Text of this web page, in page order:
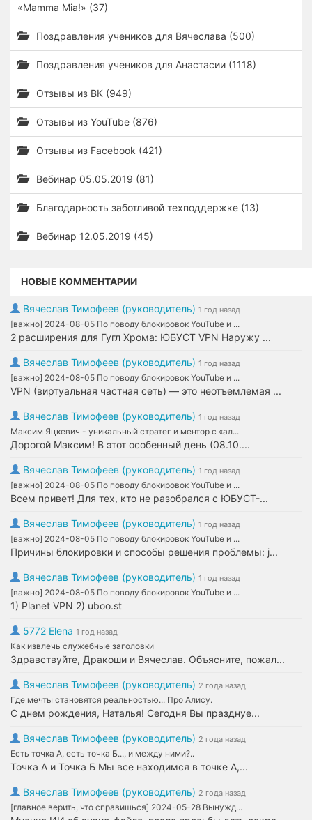
«Mamma Mia!» (37)
Поздравления учеников для Вячеслава (500)
Поздравления учеников для Анастасии (1118)
Отзывы из ВК (949)
Отзывы из YouTube (876)
Отзывы из Facebook (421)
Вебинар 05.05.2019 (81)
Благодарность заботливой техподдержке (13)
Вебинар 12.05.2019 (45)
НОВЫЕ КОММЕНТАРИИ
Вячеслав Тимофеев (руководитель) 1 год назад
[важно] 2024-08-05 По поводу блокировок YouTube и ...
2 расширения для Гугл Хрома: ЮБУСТ VPN Наружу ...
Вячеслав Тимофеев (руководитель) 1 год назад
[важно] 2024-08-05 По поводу блокировок YouTube и ...
VPN (виртуальная частная сеть) — это неотъемлемая ...
Вячеслав Тимофеев (руководитель) 1 год назад
Максим Яцкевич - уникальный стратег и ментор с «ал...
Дорогой Максим! В этот особенный день (08.10....
Вячеслав Тимофеев (руководитель) 1 год назад
[важно] 2024-08-05 По поводу блокировок YouTube и ...
Всем привет! Для тех, кто не разобрался с ЮБУСТ-...
Вячеслав Тимофеев (руководитель) 1 год назад
[важно] 2024-08-05 По поводу блокировок YouTube и ...
Причины блокировки и способы решения проблемы: j...
Вячеслав Тимофеев (руководитель) 1 год назад
[важно] 2024-08-05 По поводу блокировок YouTube и ...
1) Planet VPN 2) uboo.st
5772 Elena 1 год назад
Как извлечь служебные заголовки
Здравствуйте, Дракоши и Вячеслав. Объясните, пожал...
Вячеслав Тимофеев (руководитель) 2 года назад
Где мечты становятся реальностью... Про Алису.
С днем рождения, Наталья! Сегодня Вы празднуе...
Вячеслав Тимофеев (руководитель) 2 года назад
Есть точка А, есть точка Б..., и между ними?..
Точка А и Точка Б Мы все находимся в точке А,...
Вячеслав Тимофеев (руководитель) 2 года назад
[главное верить, что справишься] 2024-05-28 Вынужд...